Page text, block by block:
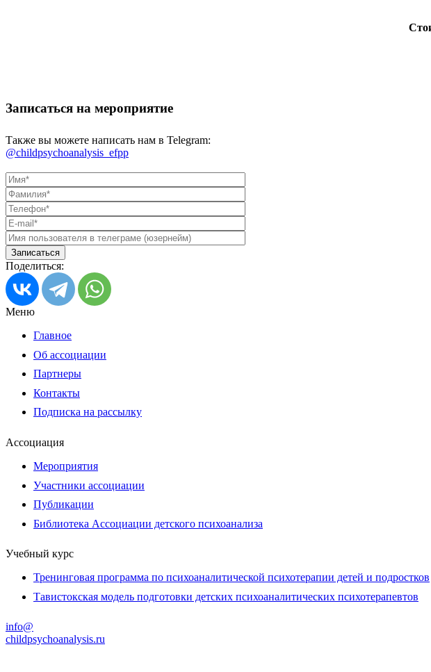
Записаться на мероприятие
Также вы можете написать нам в Telegram:
@childpsychoanalysis_efpp
Поделиться:
Меню
Главное
Об ассоциации
Партнеры
Контакты
Подписка на рассылку
Ассоциация
Мероприятия
Участники ассоциации
Публикации
Библиотека Ассоциации детского психоанализа
Учебный курс
Тренинговая программа по психоаналитической психотерапии детей и подростков
Тавистокская модель подготовки детских психоаналитических психотерапевтов
info@
childpsychoanalysis.ru